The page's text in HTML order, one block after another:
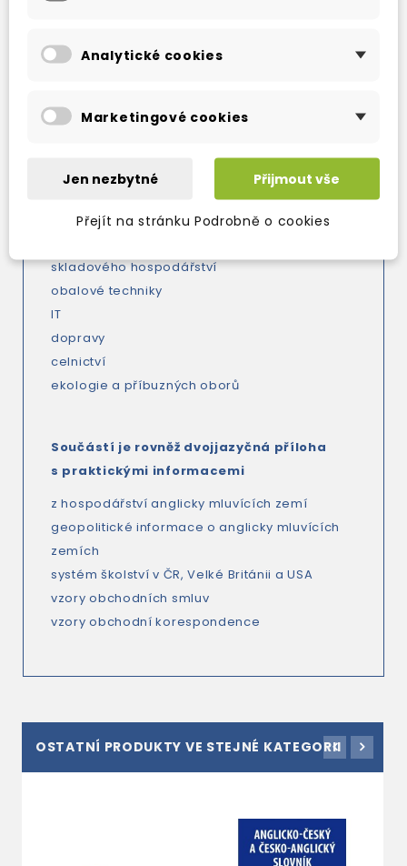
mezinárodního a vnitřního obchodu
obchodního a pracovního práva
pojišťovnictví
účetnictví a statistiky
personalistiky
skladového hospodářství
obalové techniky
IT
dopravy
celnictví
ekologie a příbuzných oborů
Součástí je rovněž dvojjazyčná příloha
s praktickými informacemi
z hospodářství anglicky mluvících zemí
geopolitické informace o anglicky mluvících
zemích
systém školství v ČR, Velké Británii a USA
vzory obchodních smluv
vzory obchodní korespondence
OSTATNÍ PRODUKTY VE STEJNÉ KATEGORII
Analytické cookies
Marketingové cookies
Jen nezbytné Přijmout vše
Přejít na stránku Podrobně o cookies